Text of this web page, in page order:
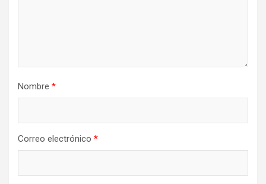
Nombre *
Correo electrónico *